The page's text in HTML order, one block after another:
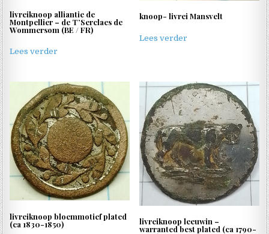
livreiknoop alliantie de
Montpellier – de T’Serclaes de
Wommersom (BE / FR)
Lees verder
knoop- livrei Mansvelt
Lees verder
livreiknoop bloemmotief plated
(ca 1830-1850) livreiknoop leeuwin –
warranted best plated (ca 1790-